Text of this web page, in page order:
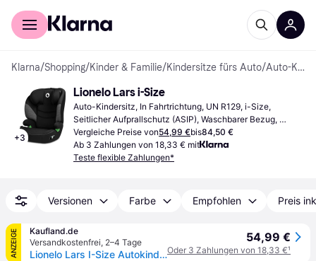
Für Shopper
Klarna/Shopping/Kinder & Familie/Kindersitze fürs Auto/ Auto-Kindersitze
+3
Lionelo Lars i-Size
Auto-Kindersitz, In Fahrtrichtung, UN R129, i-Size,
Seitlicher Aufprallschutz (ASIP), Waschbarer Bezug,
Verstellbare Kopfstütze
Vergleiche Preise von54,99 €bis84,50 €
Ab 3 Zahlungen von 18,33 € mit
Teste flexible Zahlungen*
Versionen Farbe Empfohlen Preis
ANZEIGE
Kaufland.de
Versandkostenfrei, 2–4 Tage
Lionelo Lars I-Size Autokindersitz ab 3 Jahre bis 12 Jahre, ab 12 kg bis 36 kg, (Set), i-Size / 12-36kg / 100-150 cm / Memory Foam - Schwarz Grau
54,99 €
Oder 3 Zahlungen von 18,33 €¹